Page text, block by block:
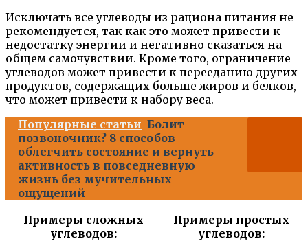
Исключать все углеводы из рациона питания не
рекомендуется, так как это может привести к
недостатку энергии и негативно сказаться на
общем самочувствии. Кроме того, ограничение
углеводов может привести к перееданию других
продуктов, содержащих больше жиров и белков,
что может привести к набору веса.
Популярные статьи Болит
позвоночник? 8 способов
облегчить состояние и вернуть
активность в повседневную
жизнь без мучительных
ощущений
Примеры сложных
углеводов:
Примеры простых
углеводов: